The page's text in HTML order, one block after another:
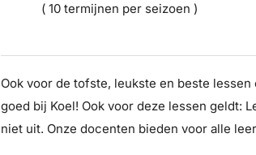
( 10 termijnen per seizoen )
Ook voor de tofste, leukste en beste
goed bij Koel! Ook voor deze lessen geldt:
niet uit. Onze docenten bieden voor alle